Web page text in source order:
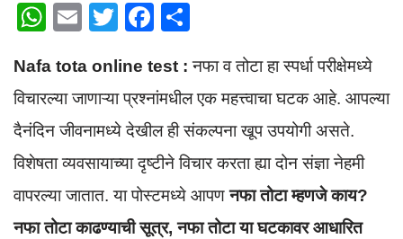
W
at
s
A
p
p
E
ail
T
tt
er
F
c
e
b
o
o
k
ar
e
Nafa tota online test : नफा व तोटा हा स्पर्धा परीक्षेमध्ये
विचारल्या जाणाऱ्या प्रश्नांमधील एक महत्त्वाचा घटक आहे. आपल्या
दैनंदिन जीवनामध्ये देखील ही संकल्पना खूप उपयोगी असते.
विशेषता व्यवसायाच्या दृष्टीने विचार करता ह्या दोन संज्ञा नेहमी
वापरल्या जातात. या पोस्टमध्ये आपणनफा तोटा म्हणजे काय?
नफा तोटा काढण्याची सूत्र, नफा तोटा या घटकावर आधारित